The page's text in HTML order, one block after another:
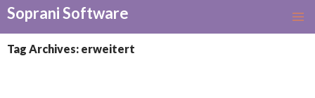
Soprani Software
TO
CONTENT
Tag Archives: erweitert